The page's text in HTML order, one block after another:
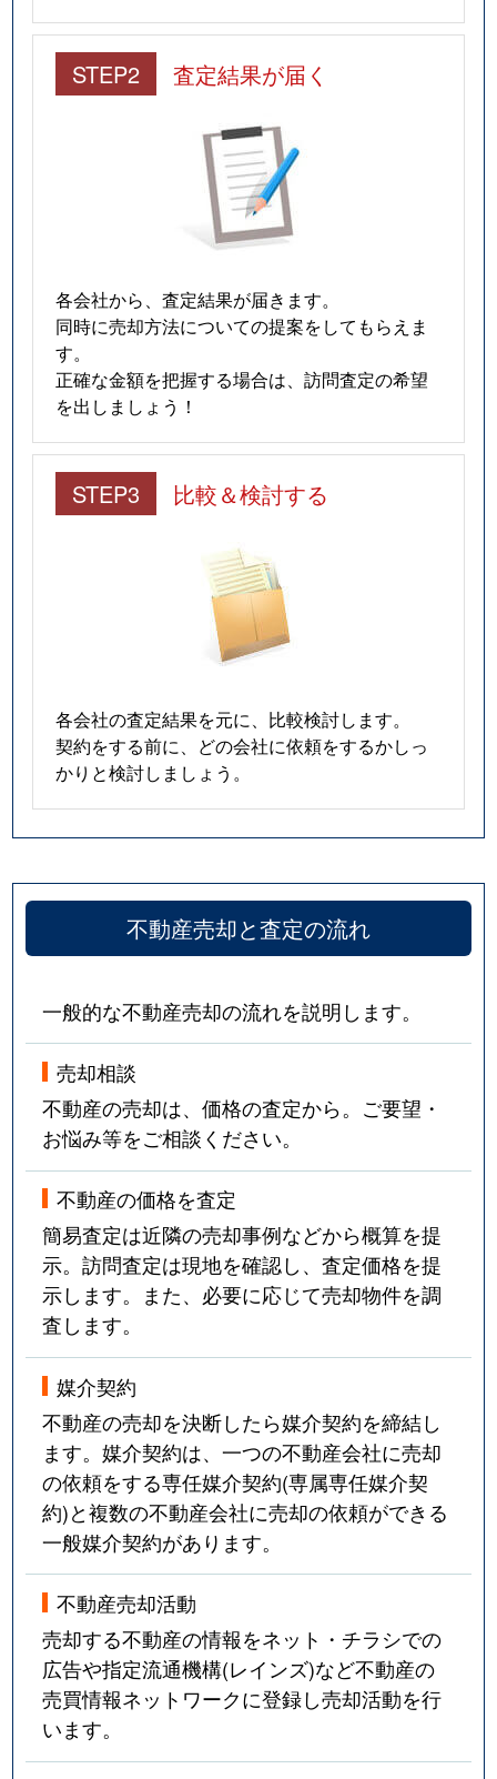
STEP2 査定結果が届く
各会社から、査定結果が届きます。
同時に売却方法についての提案をしてもらえま
す。
正確な金額を把握する場合は、訪問査定の希望
を出しましょう！
STEP3 比較＆検討する
各会社の査定結果を元に、比較検討します。
契約をする前に、どの会社に依頼をするかしっ
かりと検討しましょう。
不動産売却と査定の流れ
一般的な不動産売却の流れを説明します。
売却相談
不動産の売却は、価格の査定から。ご要望・
お悩み等をご相談ください。
不動産の価格を査定
簡易査定は近隣の売却事例などから概算を提
示。訪問査定は現地を確認し、査定価格を提
示します。また、必要に応じて売却物件を調
査します。
媒介契約
不動産の売却を決断したら媒介契約を締結し
ます。媒介契約は、一つの不動産会社に売却
の依頼をする専任媒介契約(専属専任媒介契
約)と複数の不動産会社に売却の依頼ができる
一般媒介契約があります。
不動産売却活動
売却する不動産の情報をネット・チラシでの
広告や指定流通機構(レインズ)など不動産の
売買情報ネットワークに登録し売却活動を行
います。